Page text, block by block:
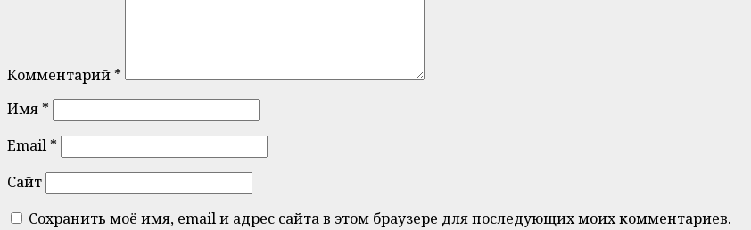
Комментарий *
Имя *
Email *
Сайт
Сохранить моё имя, email и адрес сайта в этом браузере для последующих моих комментариев.